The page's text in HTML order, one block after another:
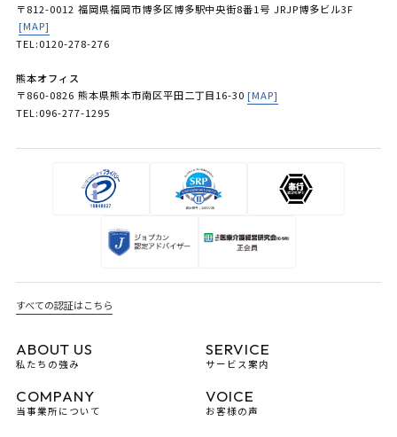
〒812-0012 福岡県福岡市博多区博多駅中央街8番1号 JRJP博多ビル3F
[MAP]
TEL:0120-278-276
熊本オフィス
〒860-0826 熊本県熊本市南区平田二丁目16-30 [MAP]
TEL:096-277-1295
すべての認証はこちら
ABOUT US
私たちの強み
SERVICE
サービス案内
COMPANY
当事業所について
VOICE
お客様の声